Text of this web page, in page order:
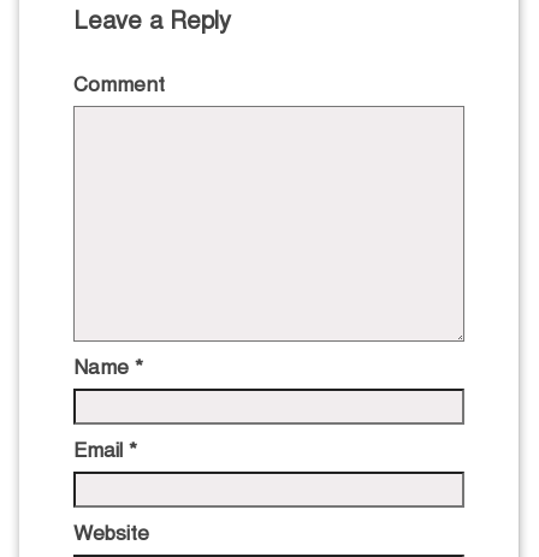
Leave a Reply
Comment
Name *
Email *
Website